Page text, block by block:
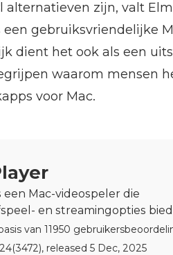
alternatieven zijn, valt
gebruiksvriendelijke
dient het ook als een
waarom mensen
voor Mac.
een Mac-videospeler die
en streamingopties
van 11950
, released5 Dec, 2025